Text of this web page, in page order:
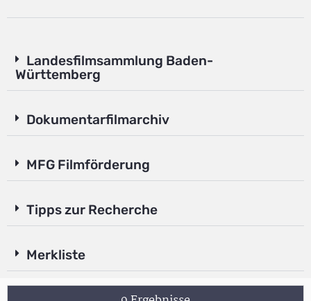
Landesfilmsammlung Baden-
Württemberg
Dokumentarfilmarchiv
MFG Filmförderung
Tipps zur Recherche
Merkliste